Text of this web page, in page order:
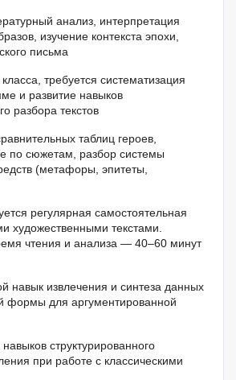
анализ, интерпретация
изучение контекста эпохи,
письма
требуется систематизация
и развитие навыков
разбора текстов
таблиц героев,
по сюжетам, разбор системы
(метафоры, эпитеты,
регулярная самостоятельная
художественными текстами.
чтения и анализа — 40–60 минут
навык извлечения и синтеза данных
формы для аргументированной
навыков структурированного
при работе с классическими